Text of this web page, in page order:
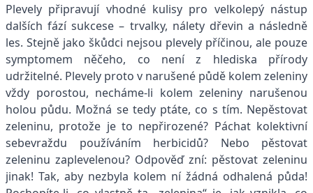
Plevely připravují vhodné kulisy pro velkolepý nástup
dalších fází sukcese – trvalky, nálety dřevin a následně
les. Stejně jako škůdci nejsou plevely příčinou, ale pouze
symptomem něčeho, co není z hlediska přírody
udržitelné. Plevely proto v narušené půdě kolem zeleniny
vždy porostou, necháme-li kolem zeleniny narušenou
holou půdu. Možná se tedy ptáte, co s tím. Nepěstovat
zeleninu, protože je to nepřirozené? Páchat kolektivní
sebevraždu používáním herbicidů? Nebo pěstovat
zeleninu zaplevelenou? Odpověď zní: pěstovat zeleninu
jinak! Tak, aby nezbyla kolem ní žádná odhalená půda!